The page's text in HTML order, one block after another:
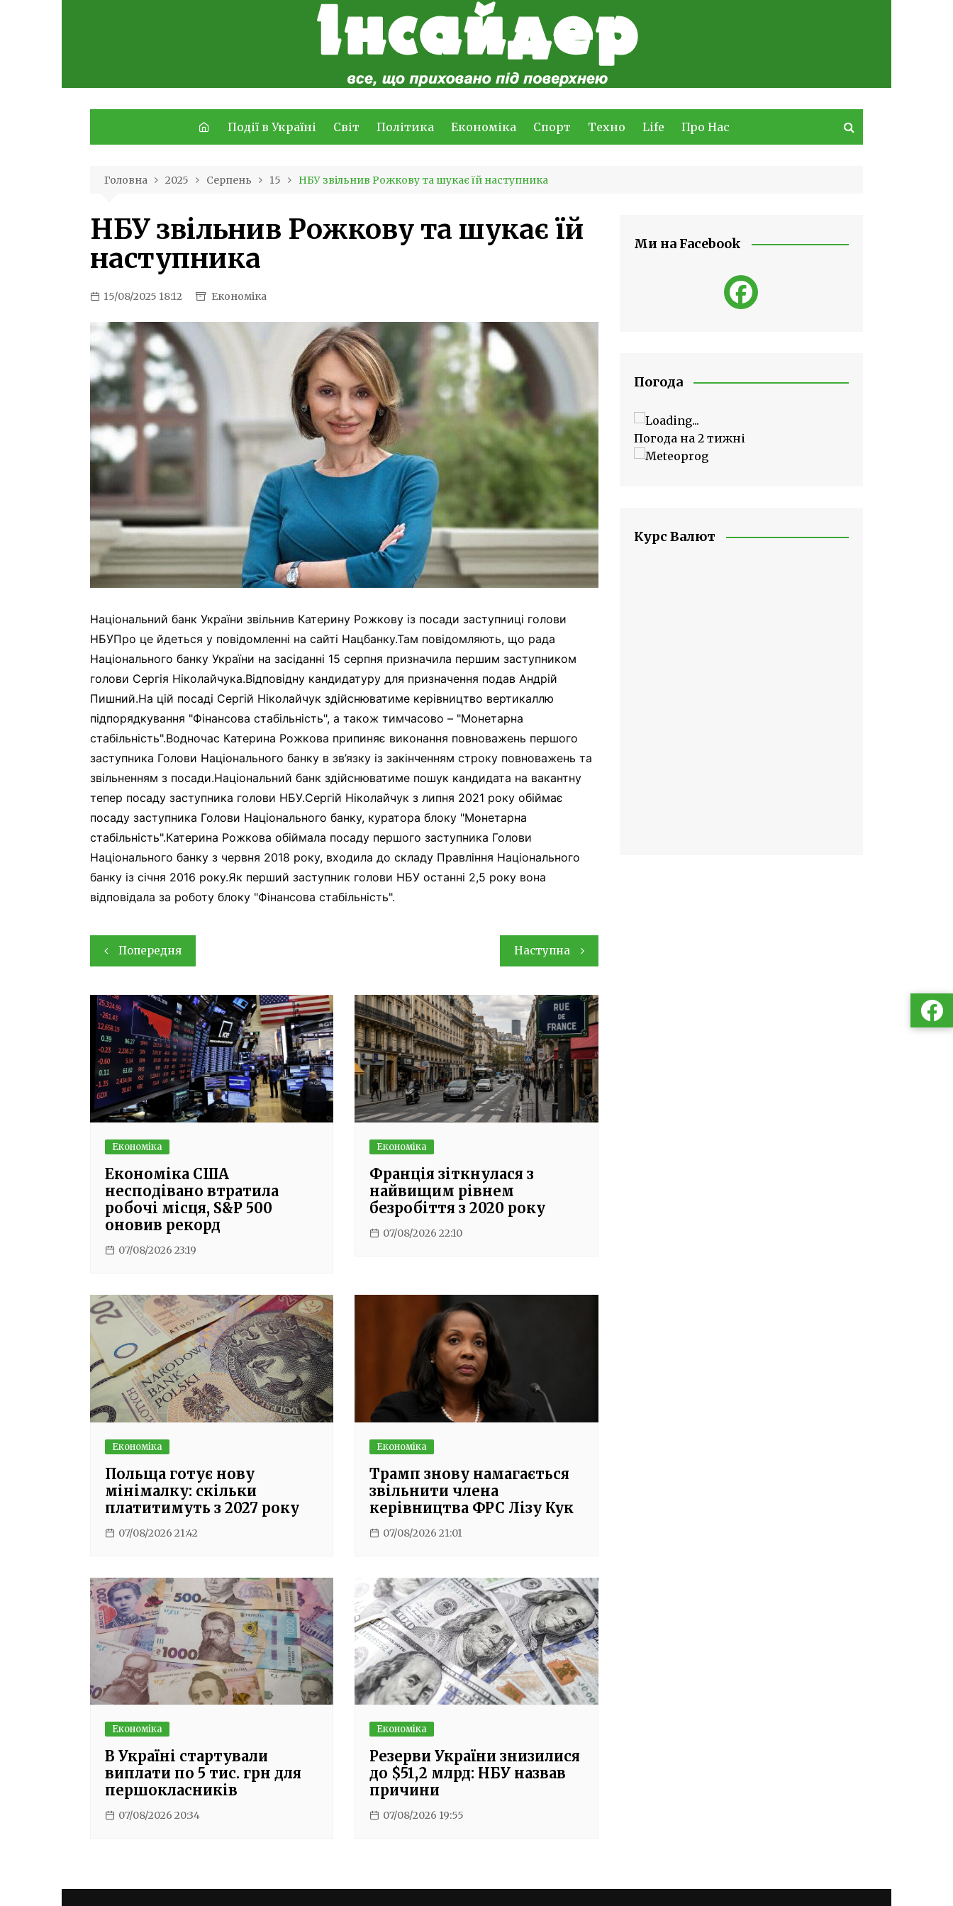
Події в Україні Світ Політика Економіка Спорт Техно Life Про Нас
Головна 2025 Серпень 15 НБУ звільнив Рожкову та шукає їй наступника
НБУ звільнив Рожкову та шукає їй
наступника
15/08/2025 18:12 Економіка
Національний банк України звільнив Катерину Рожкову із посади заступниці голови
НБУПро це йдеться у повідомленні на сайті Нацбанку.Там повідомляють, що рада
Національного банку України на засіданні 15 серпня призначила першим заступником
голови Сергія Ніколайчука.Відповідну кандидатуру для призначення подав Андрій
Пишний.На цій посаді Сергій Ніколайчук здійснюватиме керівництво вертикаллю
підпорядкування "Фінансова стабільність", а також тимчасово – "Монетарна
стабільність".Водночас Катерина Рожкова припиняє виконання повноважень першого
заступника Голови Національного банку в зв’язку із закінченням строку повноважень та
звільненням з посади.Національний банк здійснюватиме пошук кандидата на вакантну
тепер посаду заступника голови НБУ.Сергій Ніколайчук з липня 2021 року обіймає
посаду заступника Голови Національного банку, куратора блоку "Монетарна
стабільність".Катерина Рожкова обіймала посаду першого заступника Голови
Національного банку з червня 2018 року, входила до складу Правління Національного
банку із січня 2016 року.Як перший заступник голови НБУ останні 2,5 року вона
відповідала за роботу блоку "Фінансова стабільність".
Навігація
записів
Попередня Наступна
Економіка
Економіка США
несподівано втратила
робочі місця, S&P 500
оновив рекорд
07/08/2026 23:19
Економіка
Франція зіткнулася з
найвищим рівнем
безробіття з 2020 року
07/08/2026 22:10
Економіка
Польща готує нову
мінімалку: скільки
платитимуть з 2027 року
07/08/2026 21:42
Економіка
Трамп знову намагається
звільнити члена
керівництва ФРС Лізу Кук
07/08/2026 21:01
Економіка
В Україні стартували
виплати по 5 тис. грн для
першокласників
07/08/2026 20:34
Економіка
Резерви України знизилися
до $51,2 млрд: НБУ назвав
причини
07/08/2026 19:55
Ми на Facebook
Погода
Погода на 2 тижні
Курс Валют